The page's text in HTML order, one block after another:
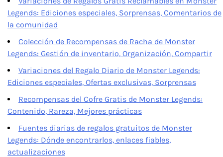
Legends: Ediciones especiales, Sorprensas, Comentarios de
la comunidad
Colección de Recompensas de Racha de Monster
Legends: Gestión de inventario, Organización, Compartir
Variaciones del Regalo Diario de Monster Legends:
Ediciones especiales, Ofertas exclusivas, Sorprensas
Recompensas del Cofre Gratis de Monster Legends:
Contenido, Rareza, Mejores prácticas
Fuentes diarias de regalos gratuitos de Monster
Legends: Dónde encontrarlos, enlaces fiables,
actualizaciones